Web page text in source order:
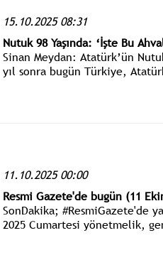
15.10.2025 08:31
Nutuk 98 Yaşında: ‘İşte Bu
Sinan Meydan: Atatürk’ün
yıl sonra bugün Türkiye,
11.10.2025 00:00
Resmi Gazete'de bugün (11
SonDakika; #ResmiGazete'de
2025 Cumartesi yönetmelik,